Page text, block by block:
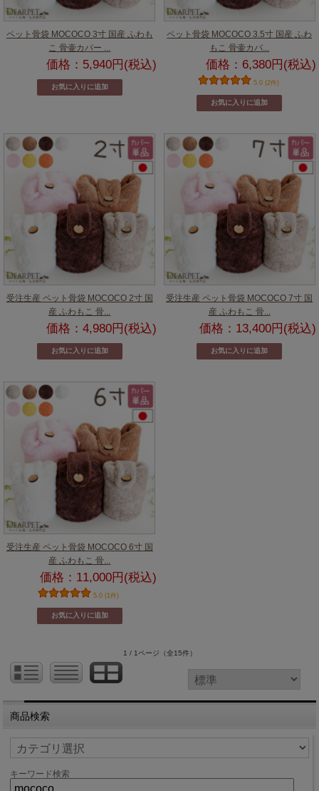
ペット骨袋 MOCOCO 3寸 国産 ふわも
こ 骨壷カバー ...
価格：5,940円(税込)
ペット骨袋 MOCOCO 3.5寸 国産 ふわ
もこ 骨壷カバ...
価格：6,380円(税込)
5.0 (2件)
受注生産 ペット骨袋 MOCOCO 2寸 国
産 ふわもこ 骨...
価格：4,980円(税込)
受注生産 ペット骨袋 MOCOCO 7寸 国
産 ふわもこ 骨...
価格：13,400円(税込)
受注生産 ペット骨袋 MOCOCO 6寸 国
産 ふわもこ 骨...
価格：11,000円(税込)
5.0 (1件)
1 / 1ページ （全15件）
商品検索
キーワード検索